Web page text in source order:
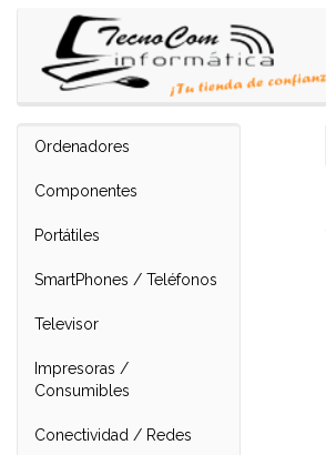
Ordenadores
Componentes
Portátiles
SmartPhones / Teléfonos
Televisor
Impresoras /
Consumibles
Conectividad / Redes